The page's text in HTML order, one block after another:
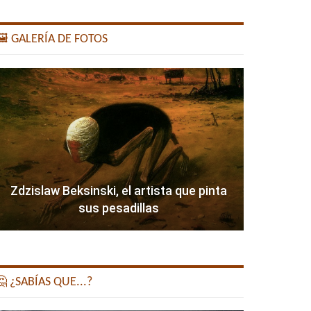
GALERÍA DE FOTOS
Zdzislaw Beksinski, el artista que pinta
sus pesadillas
¿SABÍAS QUE...?